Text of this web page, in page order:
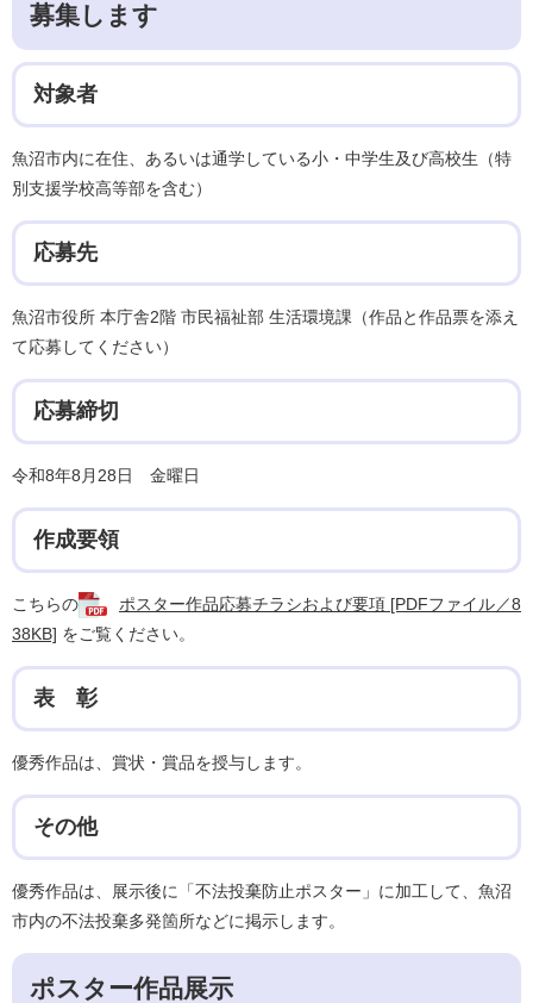
募集します
対象者
魚沼市内に在住、あるいは通学している小・中学生及び高校生（特
別支援学校高等部を含む）
応募先
魚沼市役所 本庁舎2階 市民福祉部 生活環境課（作品と作品票を添え
て応募してください）
応募締切
令和8年8月28日 金曜日
作成要領
こちらの
ポスター作品応募チラシおよび要項 [PDFファイル／8
38KB] をご覧ください。
表 彰
優秀作品は、賞状・賞品を授与します。
その他
優秀作品は、展示後に「不法投棄防止ポスター」に加工して、魚沼
市内の不法投棄多発箇所などに掲示します。
ポスター作品展示